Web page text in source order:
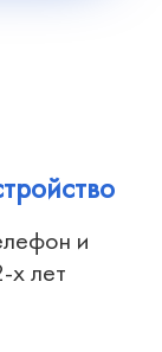
и
х лет